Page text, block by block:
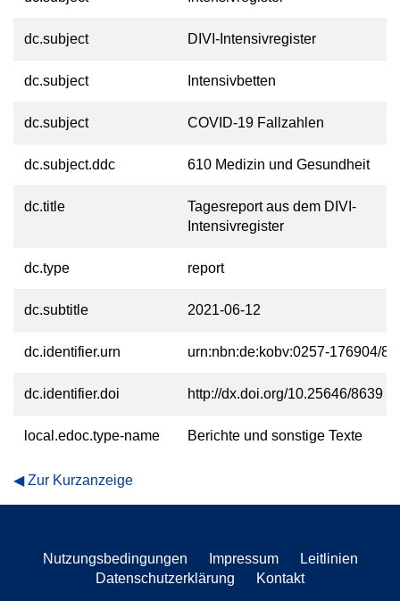
dc.subject DIVI-Intensivregister
dc.subject Intensivbetten
dc.subject COVID-19 Fallzahlen
dc.subject.ddc 610 Medizin und Gesundheit
dc.title
Tagesreport aus dem DIVI-
Intensivregister
dc.type report
dc.subtitle 2021-06-12
dc.identifier.urn urn:nbn:de:kobv:0257-176904/
dc.identifier.doi http://dx.doi.org/10.25646/8639
local.edoc.type-name Berichte und sonstige Texte
Zur Kurzanzeige
Nutzungsbedingungen Impressum
Leitlinien
Datenschutzerklärung
Kontakt